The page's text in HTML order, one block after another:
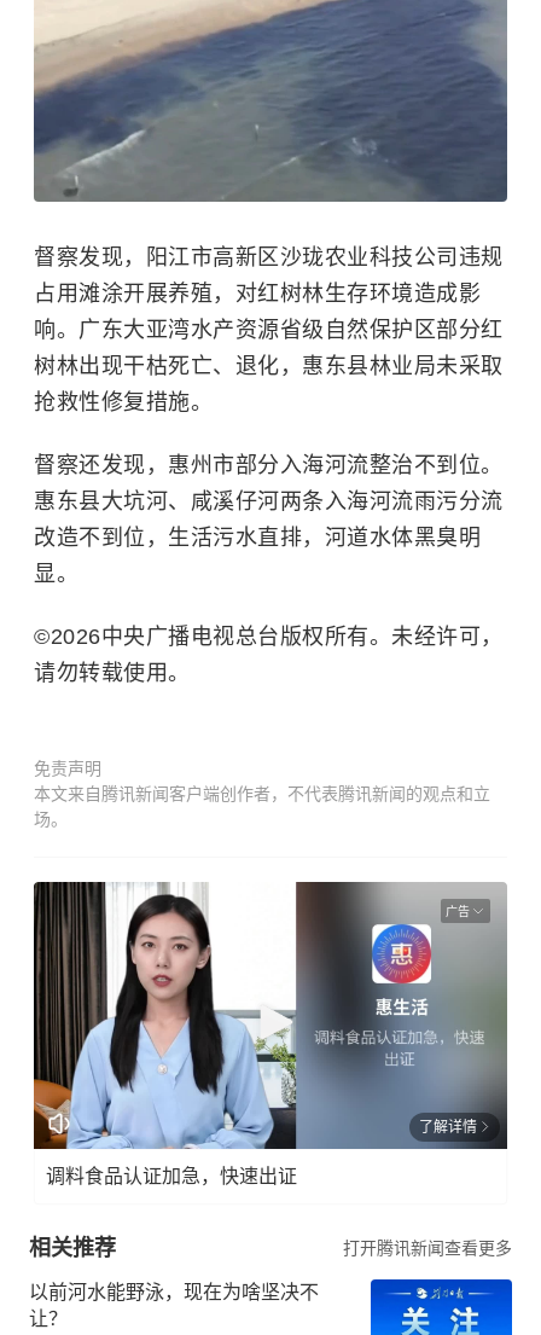
督察发现，阳江市高新区沙珑农业科技公司违规
占用滩涂开展养殖，对红树林生存环境造成影
响。广东大亚湾水产资源省级自然保护区部分红
树林出现干枯死亡、退化，惠东县林业局未采取
抢救性修复措施。
督察还发现，惠州市部分入海河流整治不到位。
惠东县大坑河、咸溪仔河两条入海河流雨污分流
改造不到位，生活污水直排，河道水体黑臭明
显。
©2026中央广播电视总台版权所有。未经许可，
请勿转载使用。
免责声明
本文来自腾讯新闻客户端创作者，不代表腾讯新闻的观点和立
场。
广告
了解详情
调料食品认证加急，快速出证
相关推荐 打开腾讯新闻查看更多
以前河水能野泳，现在为啥坚决不
让？